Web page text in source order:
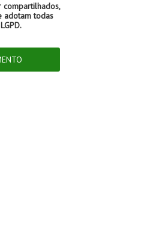
adotam todas